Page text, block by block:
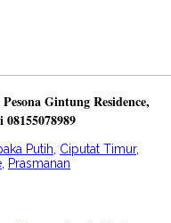
Gintung Residence,
Putih, Ciputat Timur,
, Prasmanan